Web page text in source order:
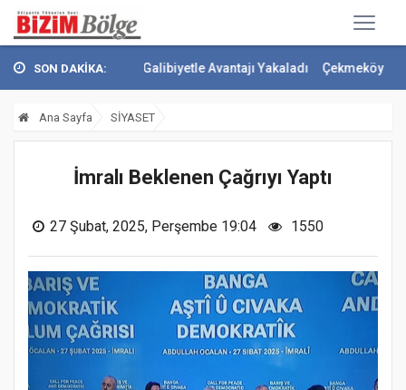
SON DAKİKA:
Galibiyetle Avantajı Yakaladı Çekmeköy Yeşil Yol
Ana Sayfa SİYASET
İmralı Beklenen Çağrıyı Yaptı
27 Şubat, 2025, Perşembe 19:04 1550